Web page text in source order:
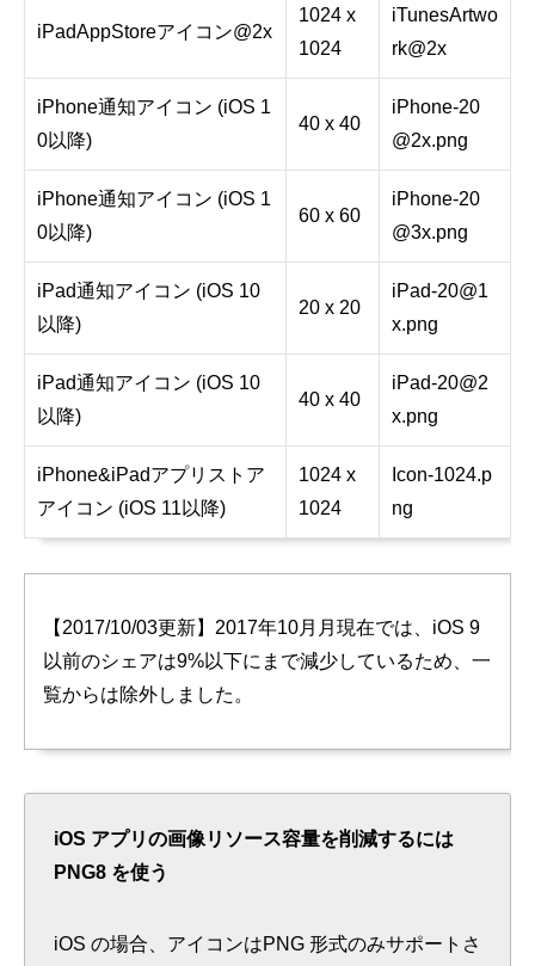
iPadAppStoreアイコン@2x
1024 x
1024
iTunesArtwo
rk@2x
iPhone通知アイコン (iOS 1
0以降)
40 x 40
iPhone-20
@2x.png
iPhone通知アイコン (iOS 1
0以降)
60 x 60
iPhone-20
@3x.png
iPad通知アイコン (iOS 10
以降)
20 x 20
iPad-20@1
x.png
iPad通知アイコン (iOS 10
以降)
40 x 40
iPad-20@2
x.png
iPhone&iPadアプリストア
アイコン (iOS 11以降)
1024 x
1024
Icon-1024.p
ng
【2017/10/03更新】2017年10月月現在では、iOS 9
以前のシェアは9%以下にまで減少しているため、一
覧からは除外しました。
iOS アプリの画像リソース容量を削減するには
PNG8 を使う
iOS の場合、アイコンはPNG 形式のみサポートさ